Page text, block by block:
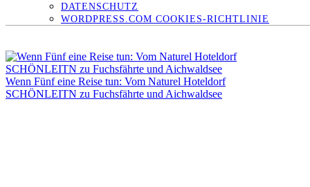
DATENSCHUTZ
WORDPRESS.COM COOKIES-RICHTLINIE
Wenn Fünf eine Reise tun: Vom Naturel Hoteldorf
SCHÖNLEITN zu Fuchsfährte und Aichwaldsee